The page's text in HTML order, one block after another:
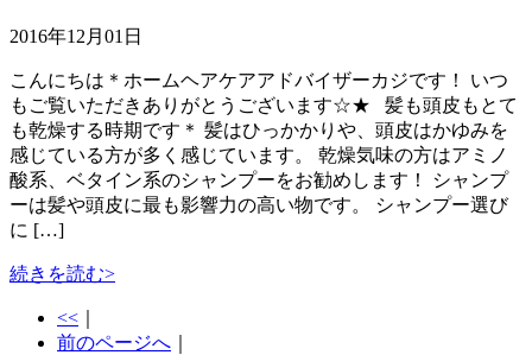
2016年12月01日
こんにちは＊ホームヘアケアアドバイザーカジです！ いつ
もご覧いただきありがとうございます☆★ 髪も頭皮もとて
も乾燥する時期です＊ 髪はひっかかりや、頭皮はかゆみを
感じている方が多く感じています。 乾燥気味の方はアミノ
酸系、ベタイン系のシャンプーをお勧めします！ シャンプ
ーは髪や頭皮に最も影響力の高い物です。 シャンプー選び
に […]
続きを読む>
<<
前のページへ